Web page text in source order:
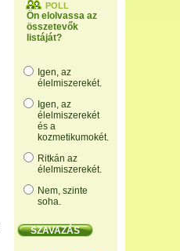
POLL
Ön elolvassa az
összetevők
listáját?
Igen, az
élelmiszerekét.
Igen, az
élelmiszerekét
és a
kozmetikumokét.
Ritkán az
élelmiszerekét.
Nem, szinte
soha.